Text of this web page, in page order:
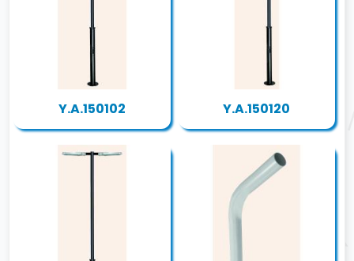
Y.A.150102 Y.A.150120